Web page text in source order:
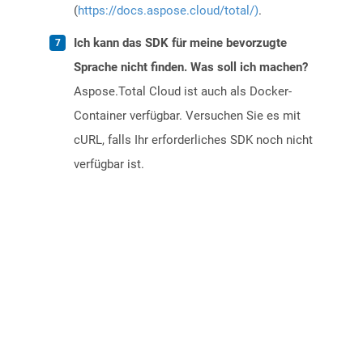
(https://docs.aspose.cloud/total/).
Ich kann das SDK für meine bevorzugte
Sprache nicht finden. Was soll ich machen?
Aspose.Total Cloud ist auch als Docker-
Container verfügbar. Versuchen Sie es mit
cURL, falls Ihr erforderliches SDK noch nicht
verfügbar ist.